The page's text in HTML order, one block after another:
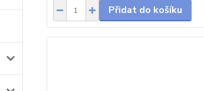
Přidat do košíku